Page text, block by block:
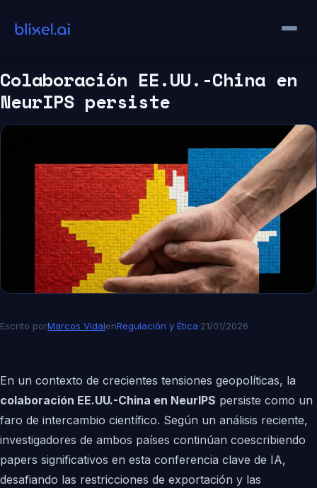
contenido
Colaboración EE.UU.-China en
NeurIPS persiste
Escrito porMarcos VidalenRegulación y Ética·21/01/2026
En un contexto de crecientes tensiones geopolíticas, la
colaboración EE.UU.-China en NeurIPS persiste como un
faro de intercambio científico. Según un análisis reciente,
investigadores de ambos países continúan coescribiendo
papers significativos en esta conferencia clave de IA,
desafiando las restricciones de exportación y las